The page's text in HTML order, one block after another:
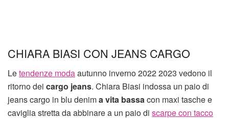
CHIARA BIASI CON JEANS CARGO
Letendenze modaautunno inverno 2022 2023 vedono il
ritorno dei cargo jeans. Chiara Biasi indossa un paio di
jeans cargo in blu denima vita bassacon maxi tasche e
caviglia stretta da abbinare a un paio di scarpe con tacco